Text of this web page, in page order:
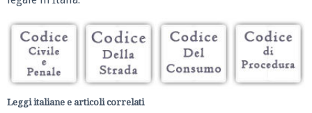
Leggi italiane e articoli correlati